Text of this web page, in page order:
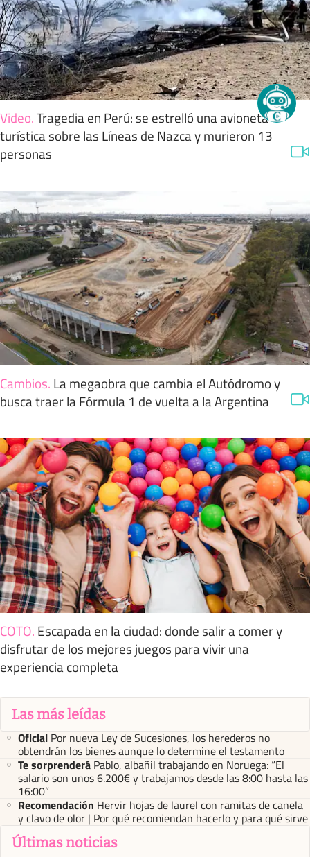
Video.Tragedia en Perú: se estrelló una avioneta
turística sobre las Líneas de Nazca y murieron 13
personas
Cambios. La megaobra que cambia el Autódromo y
busca traer la Fórmula 1 de vuelta a la Argentina
COTO. Escapada en la ciudad: donde salir a comer y
disfrutar de los mejores juegos para vivir una
experiencia completa
Las más leídas
Oficial Por nueva Ley de Sucesiones, los herederos no
obtendrán los bienes aunque lo determine el testamento
Te sorprenderá Pablo, albañil trabajando en Noruega: “El
salario son unos 6.200€ y trabajamos desde las 8:00 hasta las
16:00”
Recomendación Hervir hojas de laurel con ramitas de canela
y clavo de olor | Por qué recomiendan hacerlo y para qué sirve
Últimas noticias